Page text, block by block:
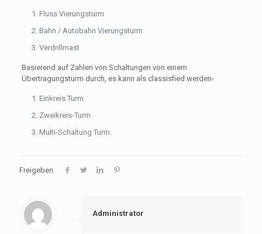
Fluss Vierungsturm
Bahn / Autobahn Vierungsturm
Verdrillmast
Basierend auf Zahlen von Schaltungen von einem
Übertragungsturm durch, es kann als classisfied werden-
Einkreis Turm
Zweikreis-Turm
Multi-Schaltung Turm.
Freigeben
Administrator